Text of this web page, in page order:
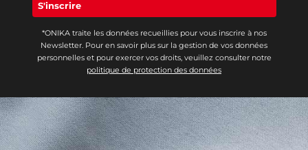
*ONIKA traite les données recueillies pour vous inscrire à nos
Newsletter. Pour en savoir plus sur la gestion de vos données
personnelles et pour exercer vos droits, veuillez consulter notre
politique de protection des données